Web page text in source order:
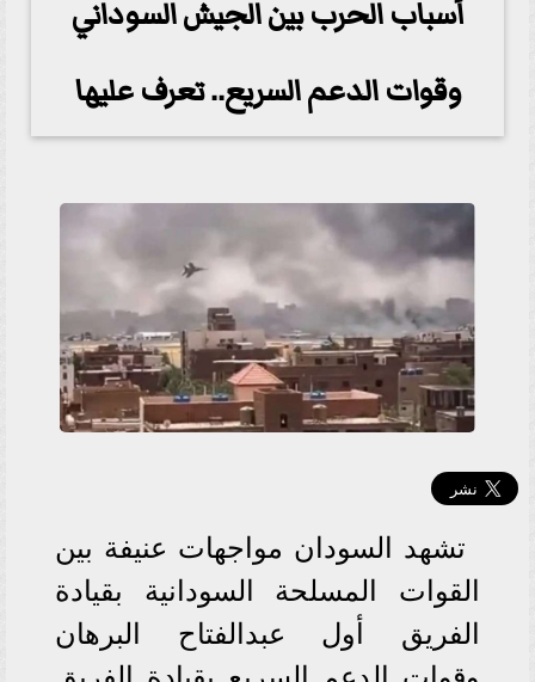
أسباب الحرب بين الجيش السوداني
وقوات الدعم السريع.. تعرف عليها
تشهد السودان مواجهات عنيفة بين
القوات المسلحة السودانية بقيادة
الفريق أول عبدالفتاح البرهان